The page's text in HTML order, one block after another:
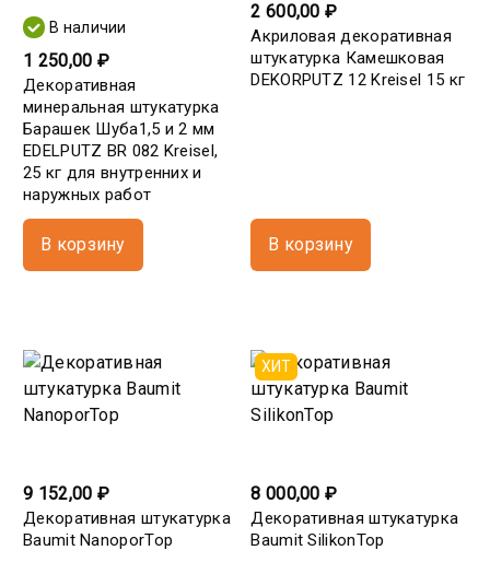
В наличии
1 250,00 ₽
Декоративная
минеральная штукатурка
Барашек Шуба1,5 и 2 мм
EDELPUTZ BR 082 Kreisel,
25 кг для внутренних и
наружных работ
В корзину
2 600,00 ₽
Акриловая декоративная
штукатурка Камешковая
DEKORPUTZ 12 Kreisel 15 кг
В корзину
9 152,00 ₽
Декоративная штукатурка
Baumit NanoporTop
ХИТ
8 000,00 ₽
Декоративная штукатурка
Baumit SilikonTop